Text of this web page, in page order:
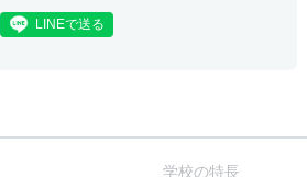
LINEで送る
学校の特長